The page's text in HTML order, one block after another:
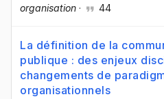
organisation · 44
La définition de la
publique : des enjeux
changements de
organisationnels